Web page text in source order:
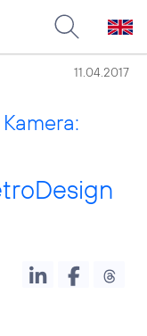
11.04.2017